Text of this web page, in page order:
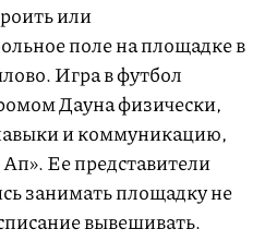
или
поле на площадке в
Игра в футбол
Дауна физически,
и коммуникацию,
Ее представители
занимать площадку не
вывешивать.